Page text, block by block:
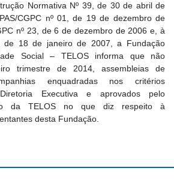
Normativa Nº 39, de 30 de abril de
CGPC nº 01, de 19 de dezembro de
nº 23, de 6 de dezembro de 2006 e, à
de 18 de janeiro de 2007, a Fundação
Social – TELOS informa que não
trimestre de 2014, assembleias de
enquadradas nos critérios
Executiva e aprovados pelo
da TELOS no que diz respeito à
desta Fundação.